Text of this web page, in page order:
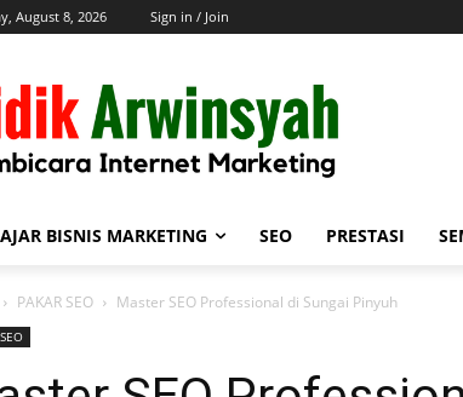
August 8, 2026 Sign in / Join
BISNIS MARKETING SEO PRESTASI
PAKAR SEO Master SEO Professional di Sungai Pinyuh